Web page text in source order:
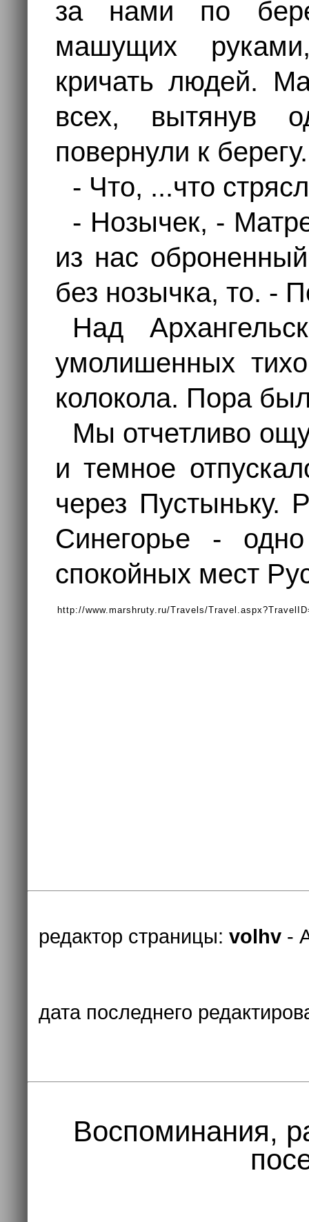
за нами по
машущих
кричать людей.
всех, вытянув
повернули к берегу.
- Что, ...что
- Нозычек, -
из нас
без нозычка, то. -
Над
умолишенных
колокола. Пора
Мы отчетливо
и темное
через Пустыньку.
Синегорье -
спокойных мест
http://www.marshruty.ru/Travels/
редактор страницы: volhv -
дата последнего
Воспоминания,